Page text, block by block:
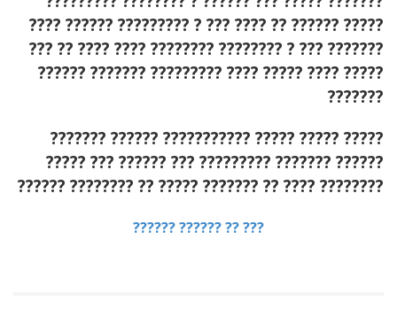
???? ?????? ????????? ? ??? ???? ?? ?????? ?????
??? ?? ???? ???? ???????? ???????? ? ??? ???????
?????? ??????? ????????? ???? ????? ???? ?????
???????
??????? ?????? ??????????? ????? ????? ?????
????? ??? ?????? ??? ????????? ??????? ??????
?????? ???????? ?? ????? ??????? ?? ???? ????????
?????? ?????? ?? ???